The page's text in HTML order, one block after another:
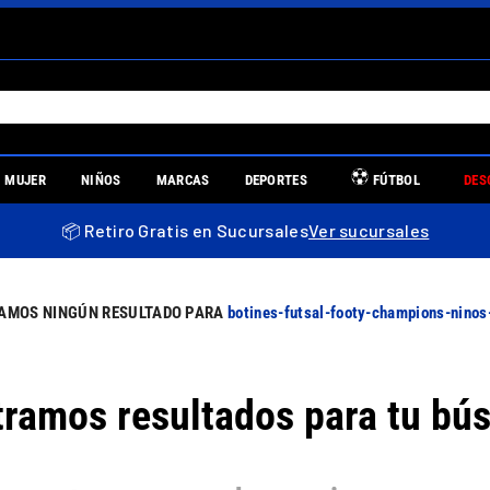
MUJER NIÑOS MARCAS DEPORTES FÚTBOL
📦 Retiro Gratis en SucursalesVer sucursales
botines-futsal-footy-champions-
resultados para tu
MÁS BUSCADOS